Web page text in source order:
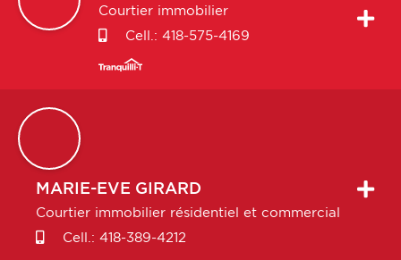
Courtier immobilier
Cell.: 418-575-4169
MARIE-EVE GIRARD
Courtier immobilier résidentiel et commercial
Cell.: 418-389-4212